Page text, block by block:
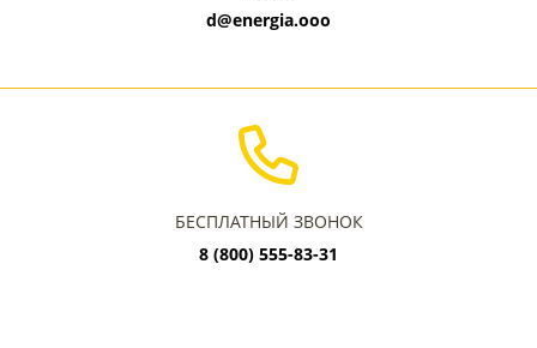
d@energia.ooo
БЕСПЛАТНЫЙ ЗВОНОК
8 (800) 555-83-31